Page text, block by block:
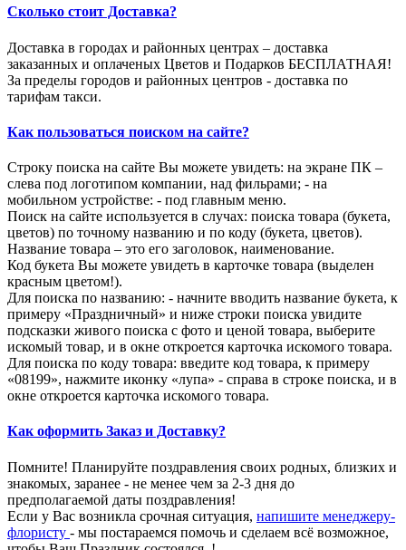
Сколько стоит Доставка?
Доставка в городах и районных центрах – доставка
заказанных и оплаченых Цветов и Подарков БЕСПЛАТНАЯ!
За пределы городов и районных центров - доставка по
тарифам такси.
Как пользоваться поиском на сайте?
Строку поиска на сайте Вы можете увидеть: на экране ПК –
слева под логотипом компании, над фильрами; - на
мобильном устройстве: - под главным меню.
Поиск на сайте используется в случах: поиска товара (букета,
цветов) по точному названию и по коду (букета, цветов).
Название товара – это его заголовок, наименование.
Код букета Вы можете увидеть в карточке товара (выделен
красным цветом!).
Для поиска по названию: - начните вводить название букета, к
примеру «Праздничный» и ниже строки поиска увидите
подсказки живого поиска с фото и ценой товара, выберите
искомый товар, и в окне откроется карточка искомого товара.
Для поиска по коду товара: введите код товара, к примеру
«08199», нажмите иконку «лупа» - справа в строке поиска, и в
окне откроется карточка искомого товара.
Как оформить Заказ и Доставку?
Помните! Планируйте поздравления своих родных, близких и
знакомых, заранее - не менее чем за 2-3 дня до
предполагаемой даты поздравления!
Если у Вас возникла срочная ситуация, напишите менеджеру-
флористу - мы постараемся помочь и сделаем всё возможное,